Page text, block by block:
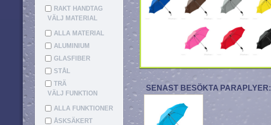
SENAST BESÖKTA PARAPLYER:
RAKT HANDTAG
VÄLJ MATERIAL
ALLA MATERIAL
ALUMINIUM
GLASFIBER
STÅL
TRÄ
VÄLJ FUNKTION
ALLA FUNKTIONER
ÅSKSÄKERT